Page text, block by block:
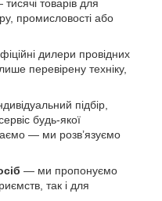
товарів для
промисловості або
дилери провідних
перевірену техніку,
підбір,
будь-якої
— ми розв’язуємо
— ми пропонуємо
так і для